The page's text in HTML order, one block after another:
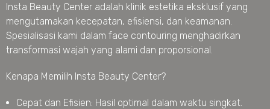
Insta Beauty Center adalah klinik estetika eksklusif yang
mengutamakan kecepatan, efisiensi, dan keamanan.
Spesialisasi kami dalam face contouring menghadirkan
transformasi wajah yang alami dan proporsional.
Kenapa Memilih Insta Beauty Center?
Cepat dan Efisien: Hasil optimal dalam waktu singkat.